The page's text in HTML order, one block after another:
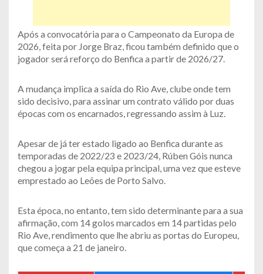
Após a convocatória para o Campeonato da Europa de
2026, feita por Jorge Braz, ficou também definido que o
jogador será reforço do Benfica a partir de 2026/27.
A mudança implica a saída do Rio Ave, clube onde tem
sido decisivo, para assinar um contrato válido por duas
épocas com os encarnados, regressando assim à Luz.
Apesar de já ter estado ligado ao Benfica durante as
temporadas de 2022/23 e 2023/24, Rúben Góis nunca
chegou a jogar pela equipa principal, uma vez que esteve
emprestado ao Leões de Porto Salvo.
Esta época, no entanto, tem sido determinante para a sua
afirmação, com 14 golos marcados em 14 partidas pelo
Rio Ave, rendimento que lhe abriu as portas do Europeu,
que começa a 21 de janeiro.